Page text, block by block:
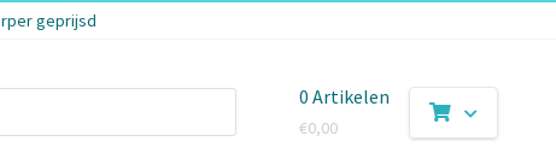
geprijsd
0 Artikelen
€0,00